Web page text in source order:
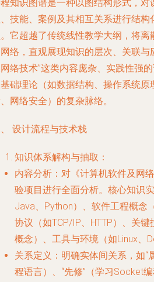
知识图谱是一种以图结构形式，
技能、案例及其相互关系进行结构
它超越了传统线性教学大纲，将
络，直观展现知识的层次、关联与
络技术”这类内容庞杂、实践性强
础理论（如数据结构、操作系统
网络安全）的复杂脉络。
设计流程与技术栈
知识体系解构与抽取 ：
内容分析 ：对《计算机软件及网
验项目进行全面分析。核心知识
Java、Python）、软件工程概念
协议（如TCP/IP、HTTP）、关
概念）、工具与环境（如Linux、
关系定义 ：明确实体间关系，如
程语言）、“先修”（学习Socket